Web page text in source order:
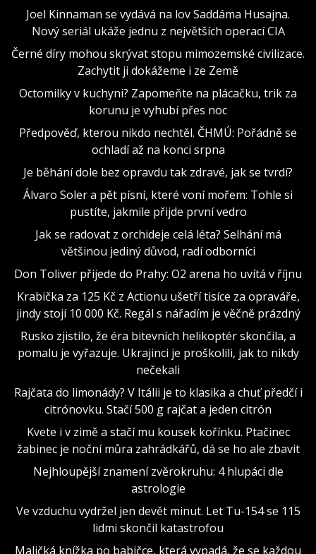
Joel Kinnaman se vydává na lov Saddáma Husajna.
Nový seriál ukáže jednu z největších operací CIA
Černé díry mohou skrývat stopu mimozemské civilizace.
Zachytit ji dokážeme i ze Země
Octomilky v kuchyni? Zapomeňte na plácačku, trik za
korunu je vyhubí přes noc
Předpověď, kterou nikdo nechtěl. ČHMÚ: Pořádně se
ochladí až na konci srpna
Je běhání dole bez opravdu tak zdravé, jak se tvrdí?
Álvaro Soler a pět písní, které voní mořem: Tohle si
pustíte, jakmile přijde první vedro
Jak se radovat z orchideje celá léta? Selhání má
většinou jediný důvod, radí odborníci
Don Toliver přijede do Prahy: O2 arena ho uvítá v říjnu
Krabička za 125 Kč z Actionu ušetří tisíce za opraváře,
jindy stojí 10 000 Kč. Regál s nářadím je věčně prázdný
Rusko zjistilo, že éra bitevních helikoptér skončila, a
pomalu je vyřazuje. Ukrajinci je proškolili, jak to nikdy
nečekali
Rajčata do limonády? V Itálii je to klasika a chuť předčí i
citrónovku. Stačí 500 g rajčat a jeden citrón
Kvete i v zimě a stačí mu kousek kořínku. Ptačinec
žabinec je noční můra zahrádkářů, dá se ho ale zbavit
Nejhloupější znamení zvěrokruhu: 4 hlupáci dle
astrologie
Ve vzduchu vydržel jen devět minut. Let Tu-154 se 115
lidmi skončil katastrofou
Maličká knížka po babičce, která vypadá, že se každou